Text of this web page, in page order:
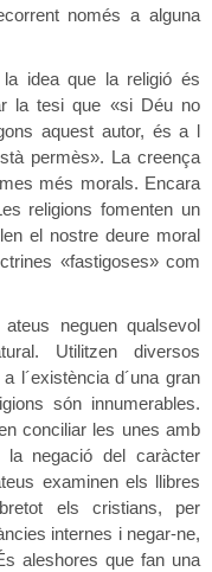
només a alguna
idea que la religió és
la tesi que «si Déu no
aquest autor, és a l
permès». La creença
més morals. Encara
religions fomenten un
el nostre deure moral
«fastigoses» com
neguen qualsevol
Utilitzen diversos
l´existència d´una gran
són innumerables.
conciliar les unes amb
negació del caràcter
examinen els llibres
els cristians, per
internes i negar-ne,
aleshores que fan una